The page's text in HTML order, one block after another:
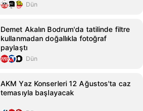
Dün
Demet Akalın Bodrum'da tatilinde filtre
kullanmadan doğallıkla fotoğraf
paylaştı
Dün
AKM Yaz Konserleri 12 Ağustos'ta caz
temasıyla başlayacak